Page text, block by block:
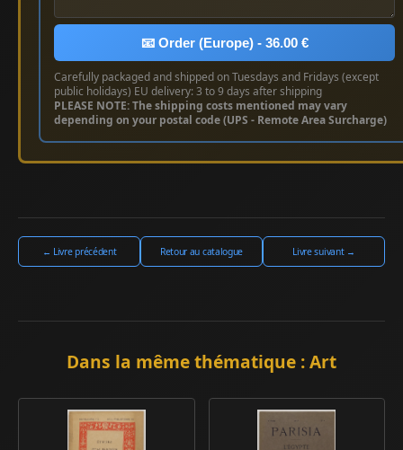
📧 Order (Europe) - 36.00 €
Carefully packaged and shipped on Tuesdays and Fridays (except
public holidays) EU delivery: 3 to 9 days after shipping
PLEASE NOTE: The shipping costs mentioned may vary
depending on your postal code (UPS - Remote Area Surcharge)
← Livre précédent Retour au catalogue Livre suivant →
Dans la même thématique : Art